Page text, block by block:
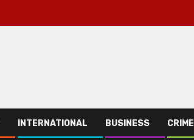
INTERNATIONAL BUSINESS CRIME